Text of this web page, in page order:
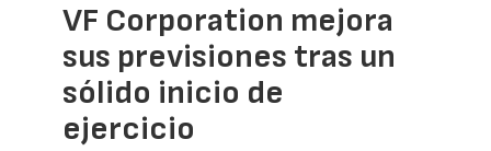
VF Corporation mejora
sus previsiones tras un
sólido inicio de
ejercicio